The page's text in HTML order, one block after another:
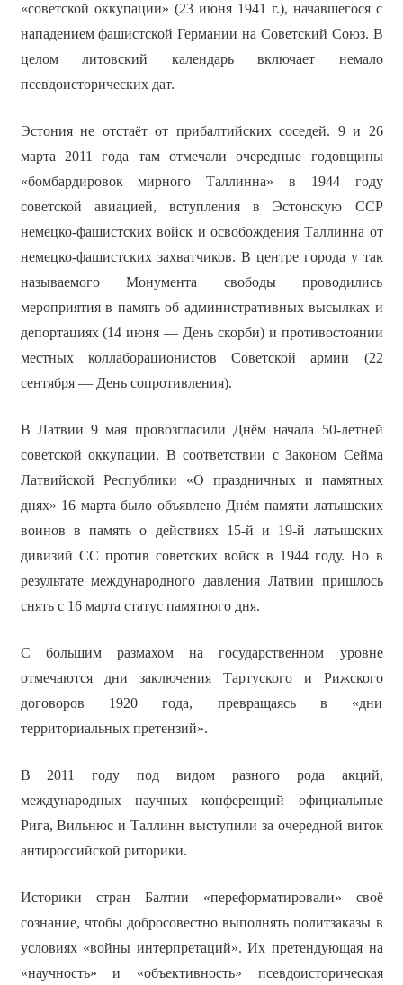
«советской оккупации» (23 июня 1941 г.), начавшегося с
нападением фашистской Германии на Советский Союз. В
целом литовский календарь включает немало
псевдоисторических дат.
Эстония не отстаёт от прибалтийских соседей. 9 и 26
марта 2011 года там отмечали очередные годовщины
«бомбардировок мирного Таллинна» в 1944 году
советской авиацией, вступления в Эстонскую ССР
немецко-фашистских войск и освобождения Таллинна от
немецко-фашистских захватчиков. В центре города у так
называемого Монумента свободы проводились
мероприятия в память об административных высылках и
депортациях (14 июня — День скорби) и противостоянии
местных коллаборационистов Советской армии (22
сентября — День сопротивления).
В Латвии 9 мая провозгласили Днём начала 50-летней
советской оккупации. В соответствии с Законом Сейма
Латвийской Республики «О праздничных и памятных
днях» 16 марта было объявлено Днём памяти латышских
воинов в память о действиях 15-й и 19-й латышских
дивизий СС против советских войск в 1944 году. Но в
результате международного давления Латвии пришлось
снять с 16 марта статус памятного дня.
С большим размахом на государственном уровне
отмечаются дни заключения Тартуского и Рижского
договоров 1920 года, превращаясь в «дни
территориальных претензий».
В 2011 году под видом разного рода акций,
международных научных конференций официальные
Рига, Вильнюс и Таллинн выступили за очередной виток
антироссийской риторики.
Историки стран Балтии «переформатировали» своё
сознание, чтобы добросовестно выполнять политзаказы в
условиях «войны интерпретаций». Их претендующая на
«научность» и «объективность» псевдоисторическая